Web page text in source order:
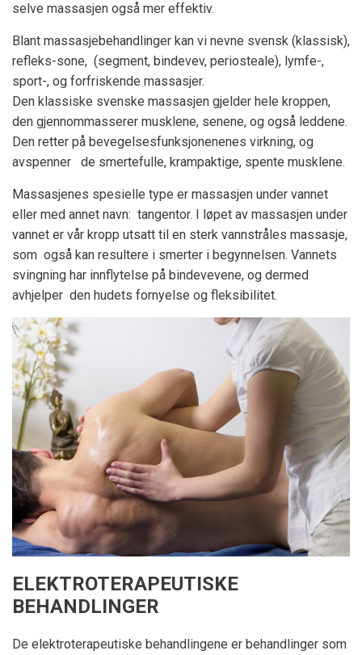
selve massasjen også mer effektiv.
Blant massasjebehandlinger kan vi nevne svensk (klassisk),
refleks-sone, (segment, bindevev, periosteale), lymfe-,
sport-, og forfriskende massasjer.
Den klassiske svenske massasjen gjelder hele kroppen,
den gjennommasserer musklene, senene, og også leddene.
Den retter på bevegelsesfunksjonenenes virkning, og
avspenner de smertefulle, krampaktige, spente musklene.
Massasjenes spesielle type er massasjen under vannet
eller med annet navn: tangentor. I løpet av massasjen under
vannet er vår kropp utsatt til en sterk vannstråles massasje,
som også kan resultere i smerter i begynnelsen. Vannets
svingning har innflytelse på bindevevene, og dermed
avhjelper den hudets fornyelse og fleksibilitet.
ELEKTROTERAPEUTISKE
BEHANDLINGER
De elektroterapeutiske behandlingene er behandlinger som